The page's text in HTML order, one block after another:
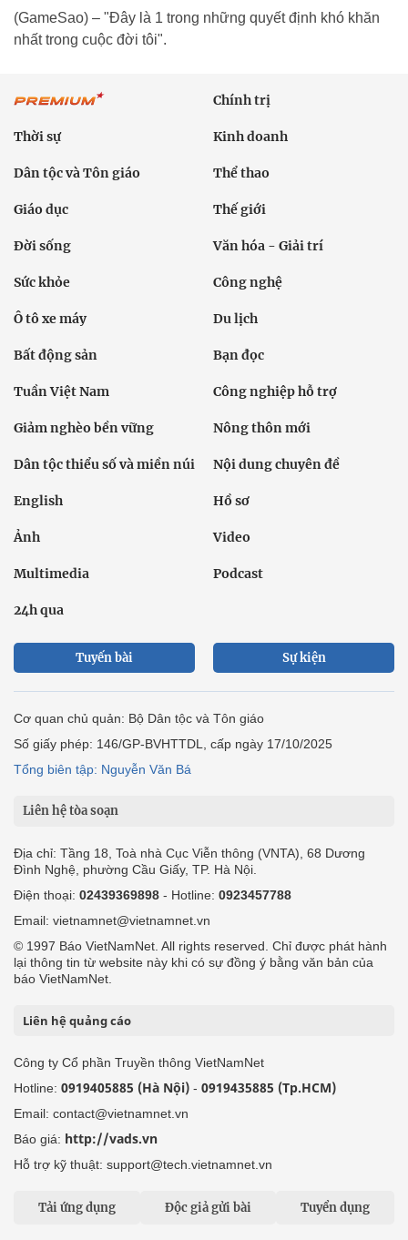
(GameSao) – "Đây là 1 trong những quyết định khó khăn
nhất trong cuộc đời tôi".
Chính trị
Thời sự Kinh doanh
Dân tộc và Tôn giáo Thể thao
Giáo dục Thế giới
Đời sống Văn hóa - Giải trí
Sức khỏe Công nghệ
Ô tô xe máy Du lịch
Bất động sản Bạn đọc
Tuần Việt Nam Công nghiệp hỗ trợ
Giảm nghèo bền vững Nông thôn mới
Dân tộc thiểu số và miền núi Nội dung chuyên đề
English Hồ sơ
Ảnh Video
Multimedia Podcast
24h qua
Tuyến bài Sự kiện
Cơ quan chủ quản: Bộ Dân tộc và Tôn giáo
Số giấy phép: 146/GP-BVHTTDL, cấp ngày 17/10/2025
Tổng biên tập: Nguyễn Văn Bá
Liên hệ tòa soạn
Địa chỉ: Tầng 18, Toà nhà Cục Viễn thông (VNTA), 68 Dương
Đình Nghệ, phường Cầu Giấy, TP. Hà Nội.
Điện thoại: 02439369898 - Hotline: 0923457788
Email: vietnamnet@vietnamnet.vn
© 1997 Báo VietNamNet. All rights reserved. Chỉ được phát hành
lại thông tin từ website này khi có sự đồng ý bằng văn bản của
báo VietNamNet.
Liên hệ quảng cáo
Công ty Cổ phần Truyền thông VietNamNet
Hotline: 0919405885 (Hà Nội) - 0919435885 (Tp.HCM)
Email: contact@vietnamnet.vn
Báo giá: http://vads.vn
Hỗ trợ kỹ thuật: support@tech.vietnamnet.vn
Tải ứng dụng Độc giả gửi bài Tuyển dụng